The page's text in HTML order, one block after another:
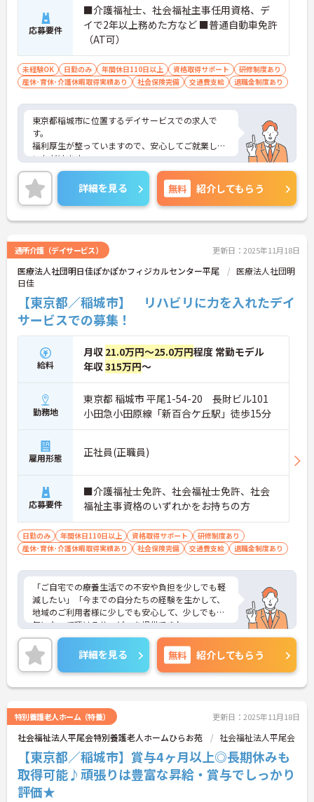
応募要件
■介護福祉士、社会福祉主事任用資格、デ
イで2年以上務めた方など ■普通自動車免許
（AT可）
未経験OK 日勤のみ 年間休日110日以上 資格取得サポート
研修制度あり
産休･育休･介護休暇取得実績あり
社会保険完備 交通費支給 退職金制度あり
東京都稲城市に位置するデイサービスでの求人で
す。
福利厚生が整っていますので、安心してご就業して
いただけます。
ご興味のある方は、お気軽にお問い合わせくださ
い。
詳細を見る 無料 紹介してもらう
通所介護（デイサービス） 更新日：2025年11月18日
医療法人社団明日佳ぽかぽかフィジカルセンター平尾
医療法人社団明
日佳
【東京都／稲城市】 リハビリに力を入れたデイ
サービスでの募集！
給料
月収 21.0万円～25.0万円程度 常勤モデル
年収315万円～
勤務地
東京都 稲城市 平尾1-54-20 長財ビル101
小田急小田原線「新百合ケ丘駅」徒歩15分
雇用形態 正社員(正職員)
応募要件
■介護福祉士免許、社会福祉士免許、社会
福祉主事資格のいずれかをお持ちの方
日勤のみ 年間休日110日以上 資格取得サポート
研修制度あり
産休･育休･介護休暇取得実績あり
社会保険完備 交通費支給 退職金制度あり
「ご自宅での療養生活での不安や負担を少しでも軽
減したい」「今までの自分たちの経験を生かして、
地域のご利用者様に少しでも安心して、少しでも元
気になって頂けるサービスを提供できれ
ば・・・。」「人生の最期に、ご本人様とご家族様
で最高の時間を過ごせるような、そんなサービスを
提供したい・・・。」という思いからぽかぽかリハ
ビリ訪問看護ステーションは立ち上がりました。
詳細を見る 無料 紹介してもらう
特別養護老人ホーム（特養） 更新日：2025年11月18日
社会福祉法人平尾会特別養護老人ホームひらお苑 社会福祉法人平尾会
【東京都／稲城市】賞与4ヶ月以上◎長期休みも
取得可能♪頑張りは豊富な昇給・賞与でしっかり
評価★